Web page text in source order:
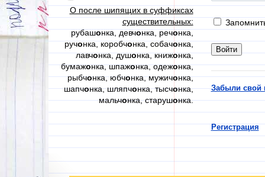
О после шипящих в суффиксах
существительных:
рубашонка, девчонка, речонка,
ручонка, коробчонка, собачонка,
лавчонка, душонка, книжонка,
бумажонка, шпажонка, одежонка,
рыбчонка, юбчонка, мужичонка,
шапчонка, шляпчонка, тысчонка,
мальчонка, старушонка.
Забыли свой
Регистрация